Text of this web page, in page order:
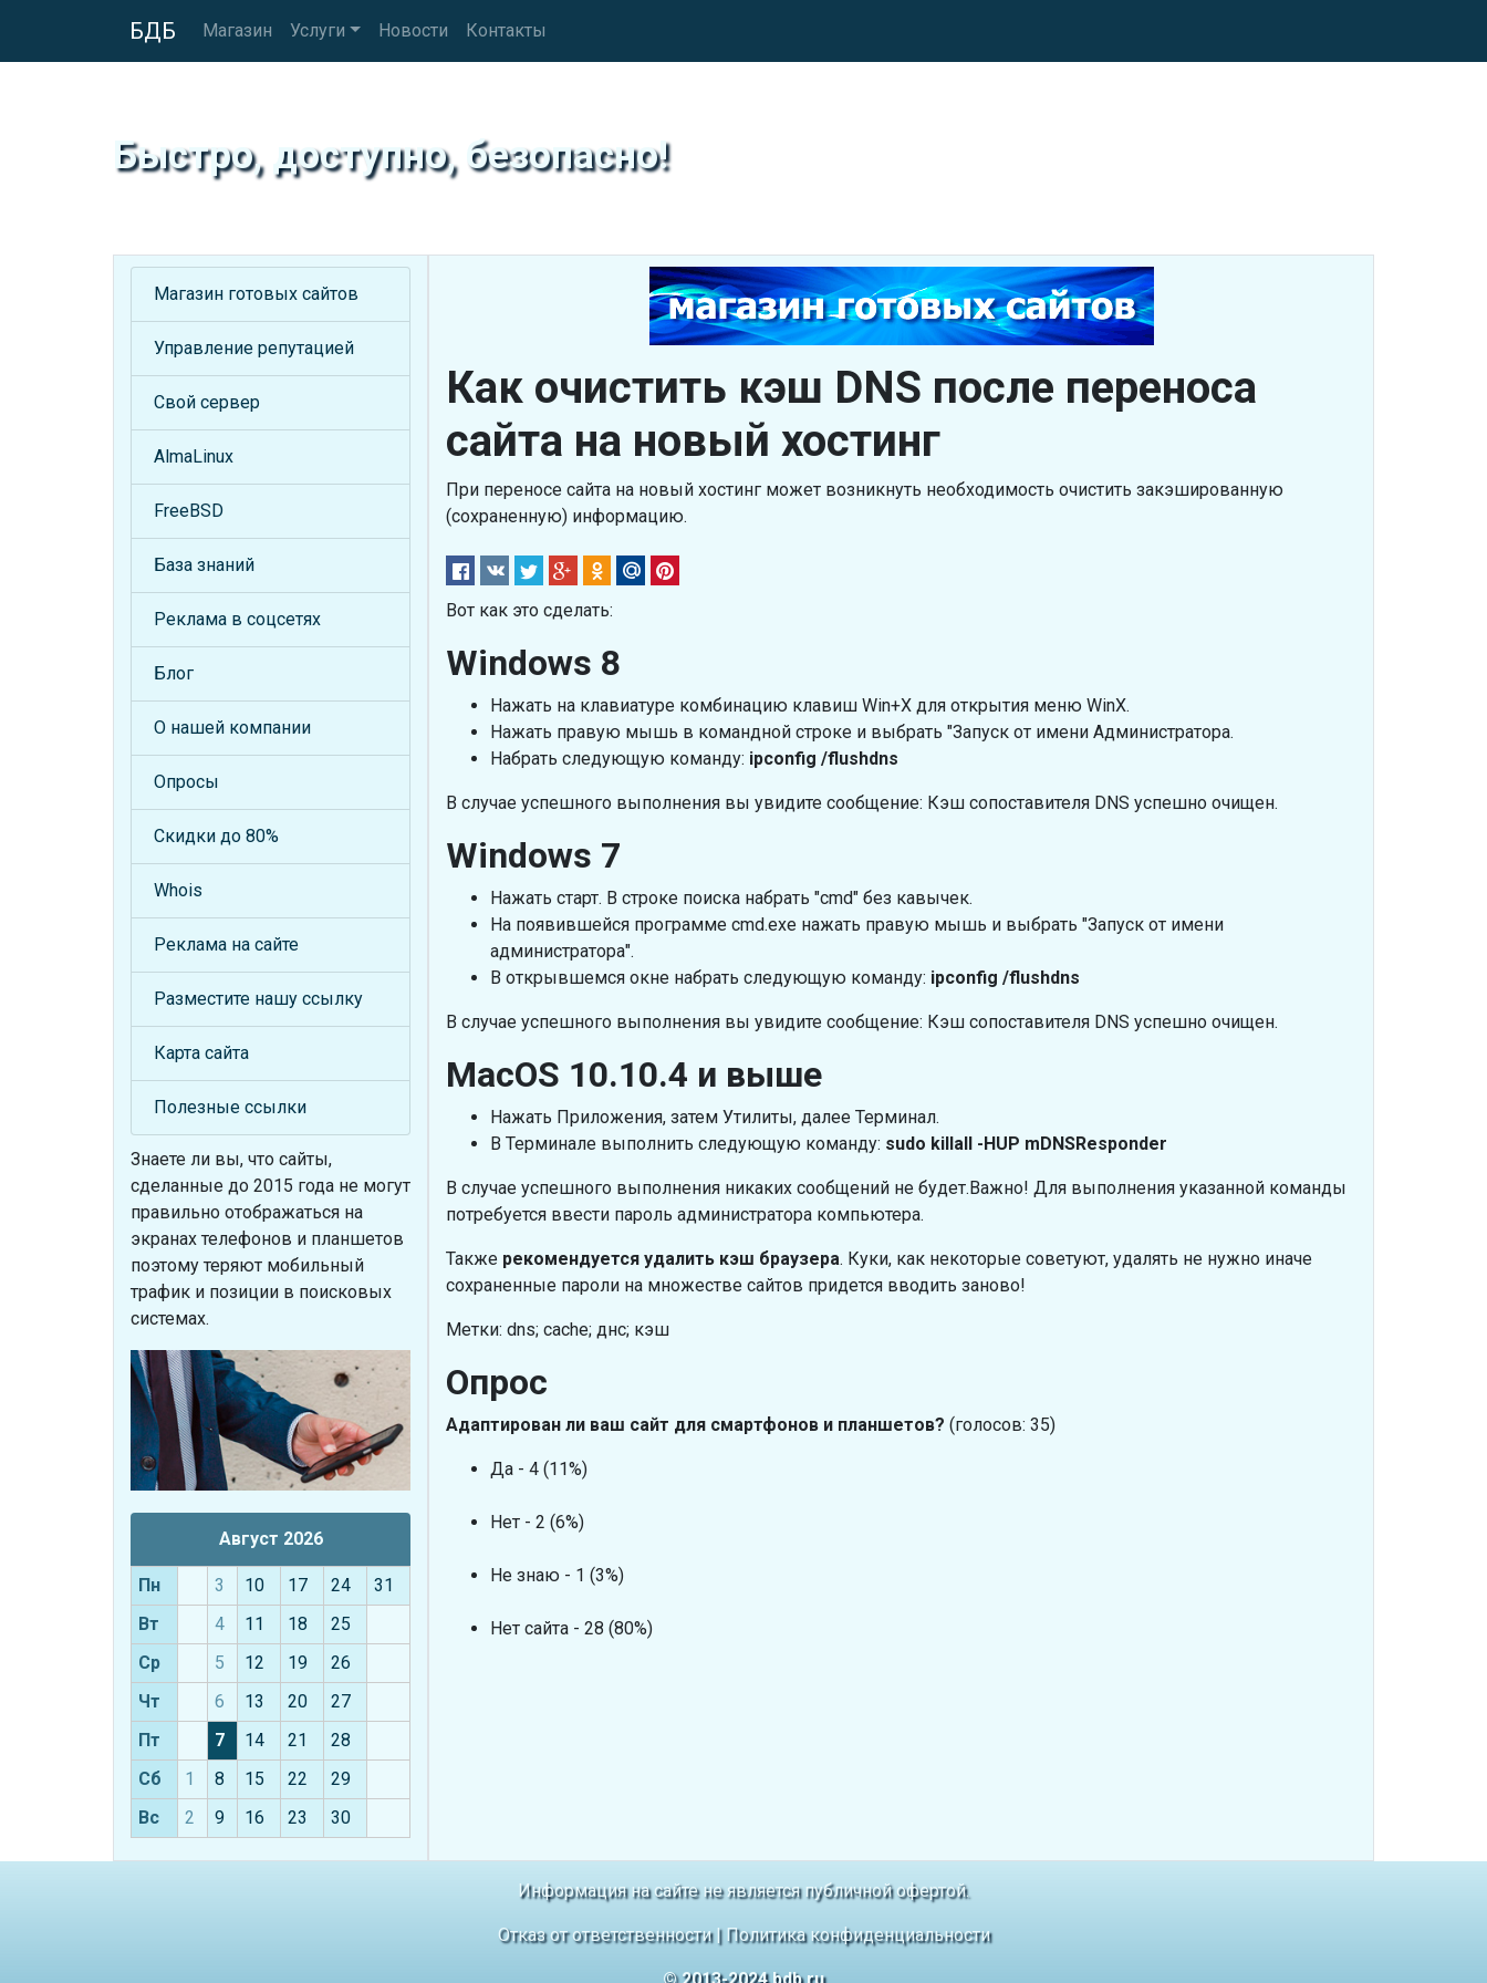
БДБ Магазин Услуги Новости Контакты
Быстро, доступно, безопасно!
Как очистить кэш DNS после переноса
сайта на новый хостинг
При переносе сайта на новый хостинг может возникнуть необходимость очистить закэшированную
(сохраненную) информацию.
Вот как это сделать:
Windows 8
Нажать на клавиатуре комбинацию клавиш Win+X для открытия меню WinX.
Нажать правую мышь в командной строке и выбрать "Запуск от имени Администратора.
Набрать следующую команду: ipconfig /flushdns
В случае успешного выполнения вы увидите сообщение: Кэш сопоставителя DNS успешно очищен.
Windows 7
Нажать старт. В строке поиска набрать "cmd" без кавычек.
На появившейся программе cmd.exe нажать правую мышь и выбрать "Запуск от имени
администратора".
В открывшемся окне набрать следующую команду: ipconfig /flushdns
В случае успешного выполнения вы увидите сообщение: Кэш сопоставителя DNS успешно очищен.
MacOS 10.10.4 и выше
Нажать Приложения, затем Утилиты, далее Терминал.
В Терминале выполнить следующую команду: sudo killall -HUP mDNSResponder
В случае успешного выполнения никаких сообщений не будет.Важно! Для выполнения указанной команды
потребуется ввести пароль администратора компьютера.
Также рекомендуется удалить кэш браузера. Куки, как некоторые советуют, удалять не нужно иначе
сохраненные пароли на множестве сайтов придется вводить заново!
Метки: dns; cache; днс; кэш
Опрос
Адаптирован ли ваш сайт для смартфонов и планшетов? (голосов: 35)
Да - 4 (11%)
Нет - 2 (6%)
Не знаю - 1 (3%)
Нет сайта - 28 (80%)
Магазин готовых сайтов
Управление репутацией
Свой сервер
AlmaLinux
FreeBSD
База знаний
Реклама в соцсетях
Блог
О нашей компании
Опросы
Скидки до 80%
Whois
Реклама на сайте
Разместите нашу ссылку
Карта сайта
Полезные ссылки
Знаете ли вы, что сайты,
сделанные до 2015 года не могут
правильно отображаться на
экранах телефонов и планшетов
поэтому теряют мобильный
трафик и позиции в поисковых
системах.
Август 2026
Пн 3 10 17 24
31
Вт
4 11 18
25
Ср
5 12 19
26
Чт
6 13 20
27
Пт
7 14 21
28
Сб
1 8 15 22
29
Вс
2 9 16 23 30
Информация на сайте не является публичной офертой.
Отказ от ответственности| Политика конфиденциальности
© 2013-2024 bdb.ru